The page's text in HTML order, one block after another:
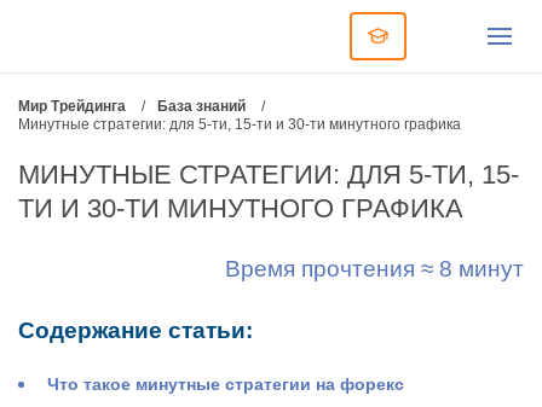
Мир Трейдинга / База знаний
/
Минутные стратегии: для 5-ти, 15-ти и 30-ти минутного графика
МИНУТНЫЕ СТРАТЕГИИ: ДЛЯ 5-ТИ, 15-
ТИ И 30-ТИ МИНУТНОГО ГРАФИКА
Время прочтения ≈ 8 минут
Содержание статьи:
Что такое минутные стратегии на форекс